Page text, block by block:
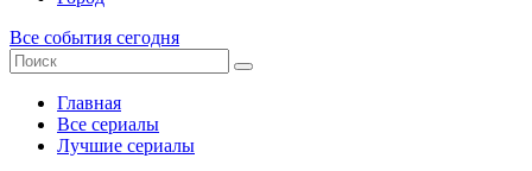
Все события сегодня
Главная
Все сериалы
Лучшие сериалы